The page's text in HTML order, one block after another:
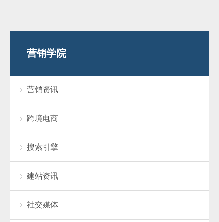
营销学院
营销资讯
跨境电商
搜索引擎
建站资讯
社交媒体